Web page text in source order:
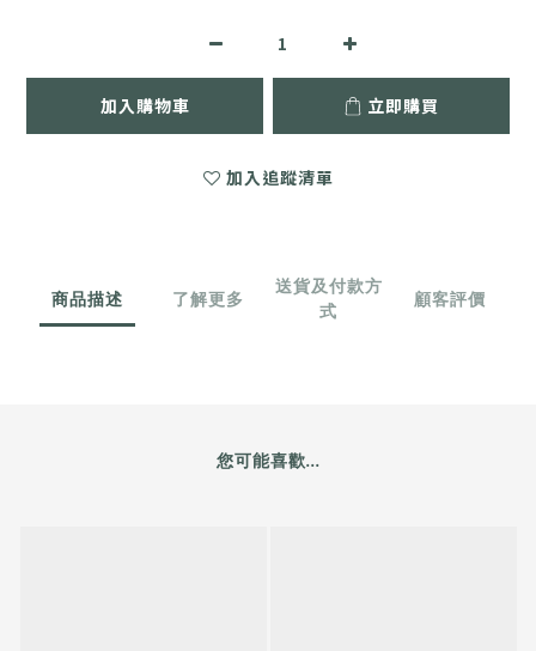
加入購物車 立即購買
加入追蹤清單
商品描述 了解更多
送貨及付款方
式
顧客評價
您可能喜歡...